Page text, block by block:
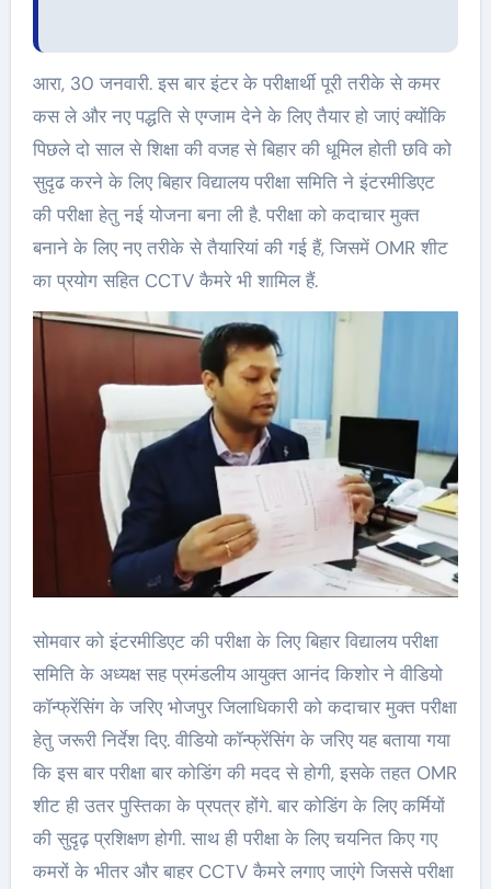
आरा, 30 जनवारी. इस बार इंटर के परीक्षार्थी पूरी तरीके से कमर
कस ले और नए पद्धति से एग्जाम देने के लिए तैयार हो जाएं क्योंकि
पिछले दो साल से शिक्षा की वजह से बिहार की धूमिल होती छवि को
सुदृढ करने के लिए बिहार विद्यालय परीक्षा समिति ने इंटरमीडिएट
की परीक्षा हेतु नई योजना बना ली है. परीक्षा को कदाचार मुक्त
बनाने के लिए नए तरीके से तैयारियां की गई हैं, जिसमें OMR शीट
का प्रयोग सहित CCTV कैमरे भी शामिल हैं.
सोमवार को इंटरमीडिएट की परीक्षा के लिए बिहार विद्यालय परीक्षा
समिति के अध्यक्ष सह प्रमंडलीय आयुक्त आनंद किशोर ने वीडियो
कॉन्फ्रेंसिंग के जरिए भोजपुर जिलाधिकारी को कदाचार मुक्त परीक्षा
हेतु जरूरी निर्देश दिए. वीडियो कॉन्फ्रेंसिंग के जरिए यह बताया गया
कि इस बार परीक्षा बार कोडिंग की मदद से होगी, इसके तहत OMR
शीट ही उतर पुस्तिका के प्रपत्र होंगे. बार कोडिंग के लिए कर्मियों
की सुदृढ़ प्रशिक्षण होगी. साथ ही परीक्षा के लिए चयनित किए गए
कमरों के भीतर और बाहर CCTV कैमरे लगाए जाएंगे जिससे परीक्षा